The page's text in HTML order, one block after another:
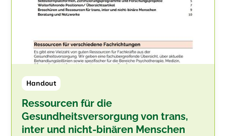
Handout
Ressourcen für die
Gesundheitsversorgung von trans,
inter und nicht-binären Menschen